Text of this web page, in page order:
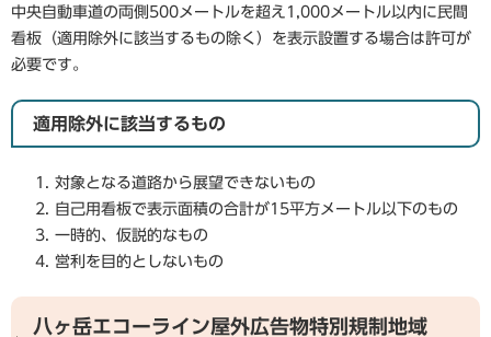
中央自動車道の両側500メートルを超え1,000メートル以内に民間
看板（適用除外に該当するもの除く）を表示設置する場合は許可が
必要です。
適用除外に該当するもの
対象となる道路から展望できないもの
自己用看板で表示面積の合計が15平方メートル以下のもの
一時的、仮説的なもの
営利を目的としないもの
八ヶ岳エコーライン屋外広告物特別規制地域